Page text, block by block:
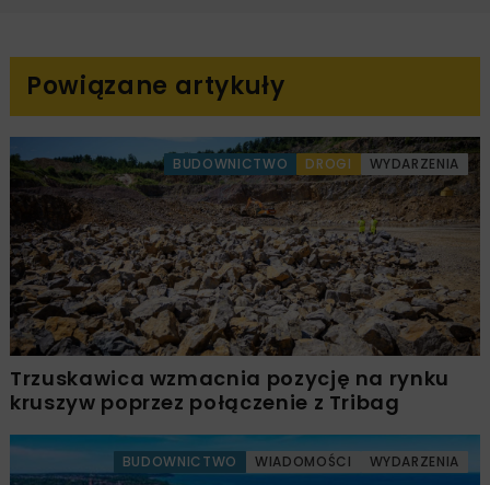
Powiązane artykuły
BUDOWNICTWO DROGI WYDARZENIA
Trzuskawica wzmacnia pozycję na rynku
kruszyw poprzez połączenie z Tribag
BUDOWNICTWO WIADOMOŚCI WYDARZENIA